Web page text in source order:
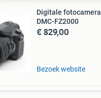
Digitale fotocamera Panasonic Lumix
DMC-FZ2000
€ 829,00
Bezoek website